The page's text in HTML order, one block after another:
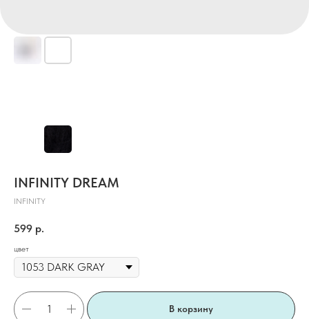
INFINITY DREAM
INFINITY
599 р.
цвет
В корзину